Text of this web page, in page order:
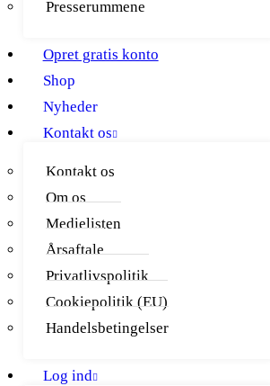
Presserummene
Opret gratis konto
Shop
Nyheder
Kontakt os
Kontakt os
Om os
Medielisten
Årsaftale
Privatlivspolitik
Cookiepolitik (EU)
Handelsbetingelser
Log ind